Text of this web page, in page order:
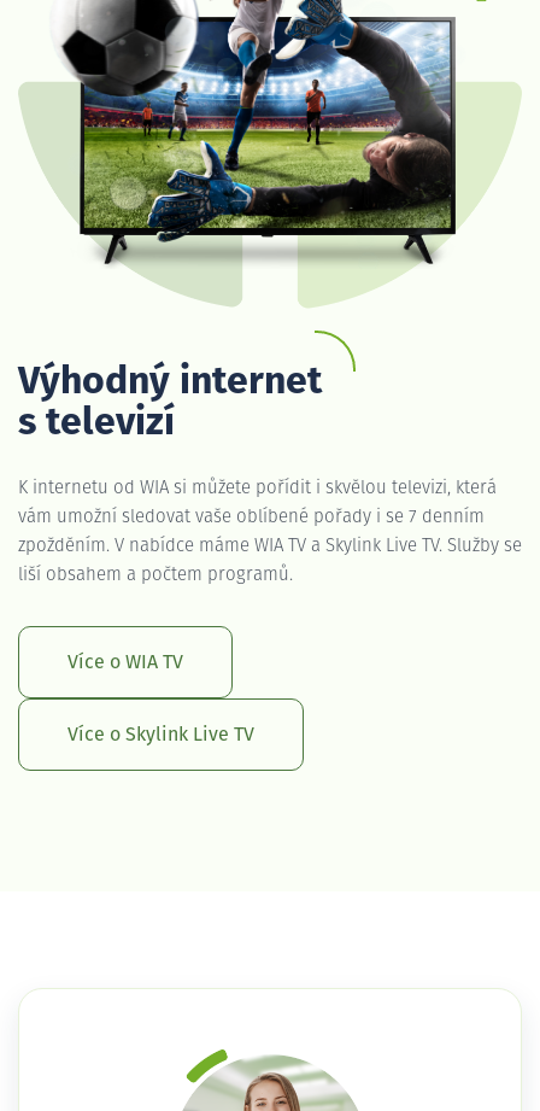
Výhodný internet
s televizí
K internetu od WIA si můžete pořídit i skvělou televizi, která
vám umožní sledovat vaše oblíbené pořady i se 7 denním
zpožděním. V nabídce máme WIA TV a Skylink Live TV. Služby se
liší obsahem a počtem programů.
Více o WIA TV
Více o Skylink Live TV